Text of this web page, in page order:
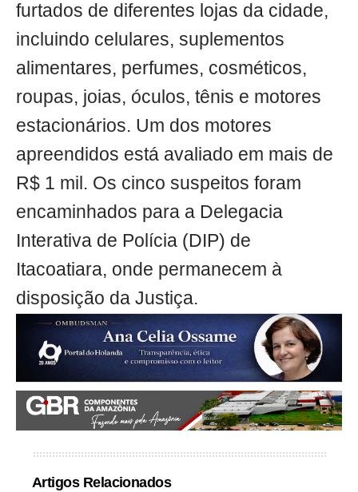
furtados de diferentes lojas da cidade,
incluindo celulares, suplementos
alimentares, perfumes, cosméticos,
roupas, joias, óculos, tênis e motores
estacionários. Um dos motores
apreendidos está avaliado em mais de
R$ 1 mil. Os cinco suspeitos foram
encaminhados para a Delegacia
Interativa de Polícia (DIP) de
Itacoatiara, onde permanecem à
disposição da Justiça.
Artigos Relacionados